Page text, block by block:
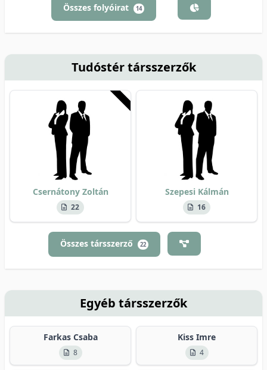
Összes folyóirat 14
Tudóstér társszerzők
Csernátony Zoltán
22
Szepesi Kálmán
16
Összes társszerző 22
Egyéb társszerzők
Farkas Csaba
8
Kiss Imre
4